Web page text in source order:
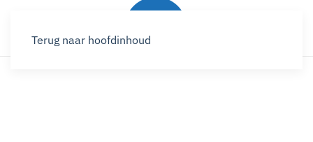
Terug naar hoofdinhoud